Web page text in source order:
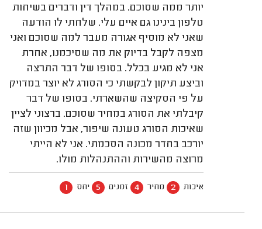
יותר ממה שסוכם. במהלך דין ודברים בשיחות
טלפון בינינו גם איים עלי. שלחתי לו הודעה
שאני לא מוסיף אגורה מעבר למה שסוכם ואני
מצפה לקבל בדיוק את מה שסיכמנו, אחרת
אני לא מגיע בכלל. בסופו של דבר התרצה
וביצע תיקון לבקשתי כי הסורג לא יוצר במדויק
על פי הסקיצה שהשארתי. בסופו של דבר
קיבלתי את הסורג במחיר שסוכם. ברצוני לציין
שאיכות הסורג טעונה שיפור, אבל מכיוון שזה
יורכב בחדר מכונה הסכמתי. אני לא הייתי
מרוצה מהשירות וההתנהלות מולו.
איכות 2 מחיר 4 זמנים 5 יחס 1